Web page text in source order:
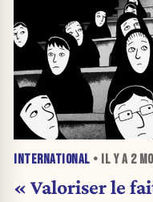
INTERNATIONAL • IL Y A 2
« Valoriser le